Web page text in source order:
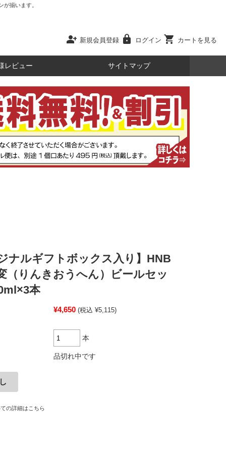
揃います。
person_add 新規会員登録 lock ログイン shopping_cart カートを見る
レビュー サイトマップ
ジナルギフトボックス入り】HNB
（りんきおうへん）ビールセッ
本
¥4,650 (税込 ¥5,115)
本
品切れ中です
の詳細はこちら